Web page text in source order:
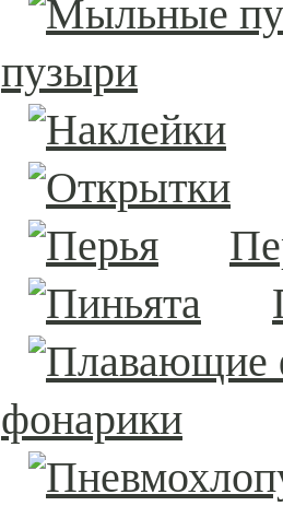
пузыри
фонарики